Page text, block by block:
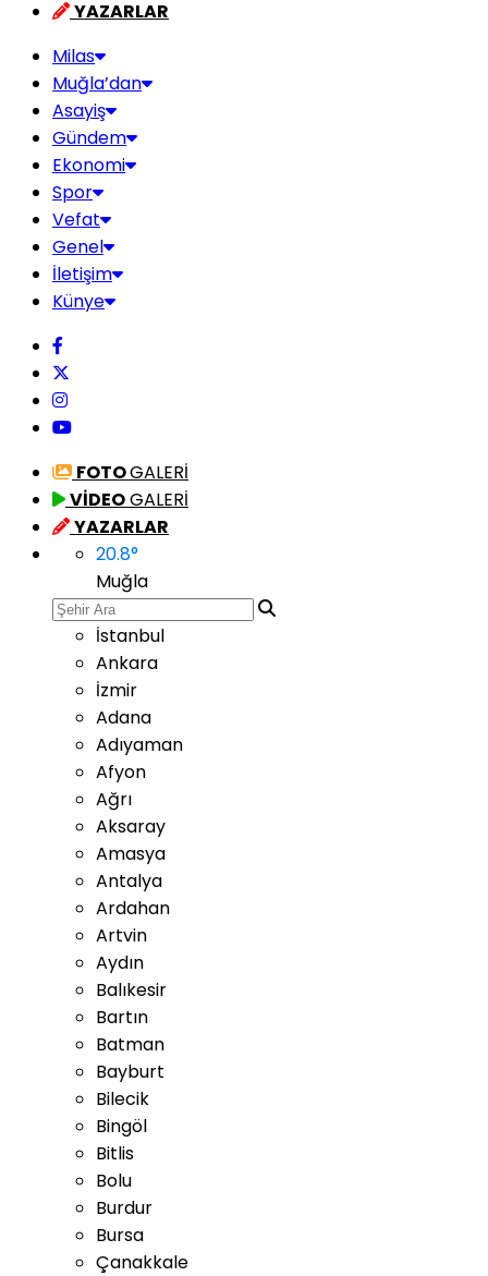
YAZARLAR
Milas
Muğla’dan
Asayiş
Gündem
Ekonomi
Spor
Vefat
Genel
İletişim
Künye
FOTOGALERİ
VİDEOGALERİ
YAZARLAR
20.8°
Muğla
İstanbul
Ankara
İzmir
Adana
Adıyaman
Afyon
Ağrı
Aksaray
Amasya
Antalya
Ardahan
Artvin
Aydın
Balıkesir
Bartın
Batman
Bayburt
Bilecik
Bingöl
Bitlis
Bolu
Burdur
Bursa
Çanakkale